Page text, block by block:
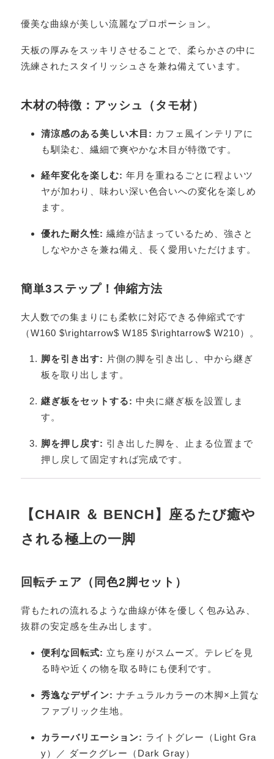
優美な曲線が美しい流麗なプロポーション。
天板の厚みをスッキリさせることで、柔らかさの中に
洗練されたスタイリッシュさを兼ね備えています。
木材の特徴：アッシュ（タモ材）
清涼感のある美しい木目: カフェ風インテリアに
も馴染む、繊細で爽やかな木目が特徴です。
経年変化を楽しむ: 年月を重ねるごとに程よいツ
ヤが加わり、味わい深い色合いへの変化を楽しめ
ます。
優れた耐久性: 繊維が詰まっているため、強さと
しなやかさを兼ね備え、長く愛用いただけます。
簡単3ステップ！伸縮方法
大人数での集まりにも柔軟に対応できる伸縮式です
（W160 $\rightarrow$ W185 $\rightarrow$ W210）。
脚を引き出す: 片側の脚を引き出し、中から継ぎ
板を取り出します。
継ぎ板をセットする: 中央に継ぎ板を設置しま
す。
脚を押し戻す: 引き出した脚を、止まる位置まで
押し戻して固定すれば完成です。
【CHAIR ＆ BENCH】座るたび癒や
される極上の一脚
回転チェア（同色2脚セット）
背もたれの流れるような曲線が体を優しく包み込み、
抜群の安定感を生み出します。
便利な回転式: 立ち座りがスムーズ。テレビを見
る時や近くの物を取る時にも便利です。
秀逸なデザイン: ナチュラルカラーの木脚×上質な
ファブリック生地。
カラーバリエーション: ライトグレー（Light Gra
y）／ ダークグレー（Dark Gray）